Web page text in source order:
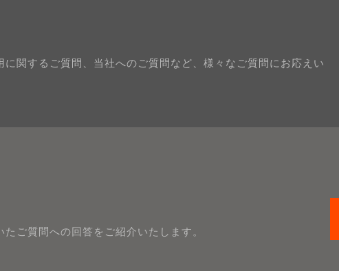
関するご質問、当社へのご質問など、様々なご質問にお応えい
ご質問への回答をご紹介いたします。